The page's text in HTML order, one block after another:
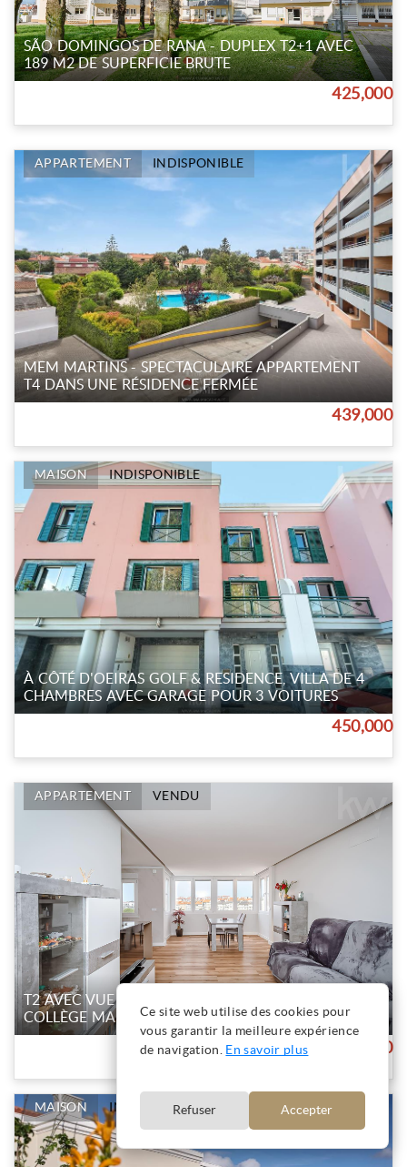
SÃO DOMINGOS DE RANA - DUPLEX T2+1 AVEC
189 M2 DE SUPERFICIE BRUTE
425,000
APPARTEMENT INDISPONIBLE
MEM MARTINS - SPECTACULAIRE APPARTEMENT
T4 DANS UNE RÉSIDENCE FERMÉE
439,000
MAISON INDISPONIBLE
À CÔTÉ D'OEIRAS GOLF & RESIDENCE, VILLA DE 4
CHAMBRES AVEC GARAGE POUR 3 VOITURES
450,000
APPARTEMENT VENDU
T2 AVEC VUE SUR LA MER À PAREDE - À CÔTÉ DU
COLLÈGE MARISTAS
450,000
MAISON INDISPONIBLE
Ce site web utilise des cookies pour
vous garantir la meilleure expérience
de navigation. En savoir plus
Refuser Accepter